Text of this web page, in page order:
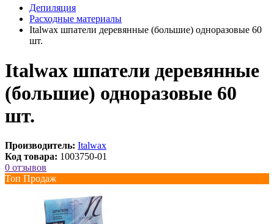
Депиляция
Расходные материалы
Italwax шпатели деревянные (большие) одноразовые 60
шт.
Italwax шпатели деревянные
(большие) одноразовые 60
шт.
Производитель: Italwax
Код товара: 1003750-01
0 отзывов
Топ Продаж